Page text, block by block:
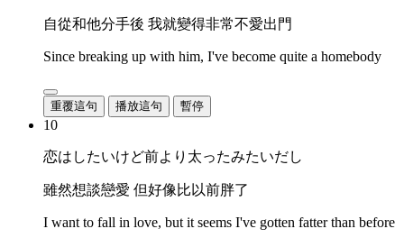
自從和他分手後 我就變得非常不愛出門
Since breaking up with him, I've become quite a homebody
重覆這句 播放這句 暫停
10
恋はしたいけど前より太ったみたいだし
雖然想談戀愛 但好像比以前胖了
I want to fall in love, but it seems I've gotten fatter than before